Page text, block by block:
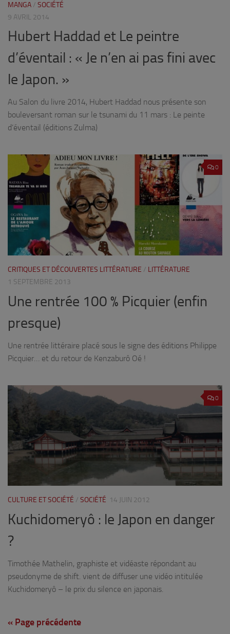
MANGA / SOCIÉTÉ
9 AVRIL 2014
Hubert Haddad et Le peintre
d’éventail : « Je n’en ai pas fini avec
le Japon. »
Au Salon du livre 2014, Hubert Haddad nous présente son
bouleversant roman sur le tsunami du 11 mars : Le peinte
d’éventail (éditions Zulma)
0
CRITIQUES ET DÉCOUVERTES LITTÉRATURE / LITTÉRATURE
1 SEPTEMBRE 2013
Une rentrée 100 % Picquier (enfin
presque)
Une rentrée littéraire placé sous le signe des éditions Philippe
Picquier… et du retour de Kenzaburô Oé !
0
CULTURE ET SOCIÉTÉ / SOCIÉTÉ 14 JUIN 2012
Kuchidomeryô : le Japon en danger
?
Timothée Mathelin, graphiste et vidéaste répondant au
pseudonyme de shift. vient de diffuser une vidéo intitulée
Kuchidomeryô – le prix du silence en japonais.
« Page précédente